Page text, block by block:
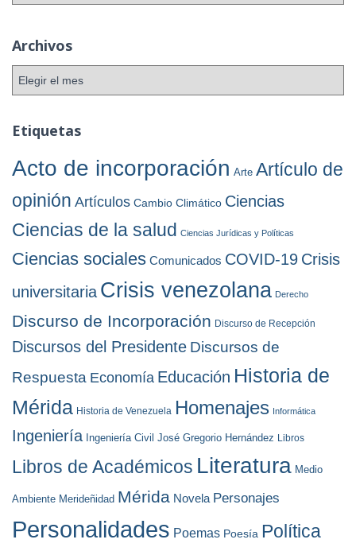
g
o
s
Archivos
h
v
o
s
Etiquetas
Acto de incorporación Arte Artículo de
opinión Artículos Cambio Climático Ciencias
Ciencias de la salud Ciencias Jurídicas y Políticas
Ciencias sociales Comunicados COVID-19 Crisis
universitaria Crisis venezolana Derecho
Discurso de Incorporación Discurso de Recepción
Discursos del Presidente Discursos de
Respuesta Economía Educación Historia de
Mérida Historia de Venezuela Homenajes Informática
Ingeniería Ingeniería Civil José Gregorio Hernández Libros
Libros de Académicos Literatura Medio
Ambiente Merideñidad Mérida Novela Personajes
Personalidades Poemas Poesía Política